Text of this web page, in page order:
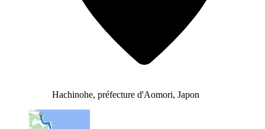
Hachinohe, préfecture d'Aomori, Japon